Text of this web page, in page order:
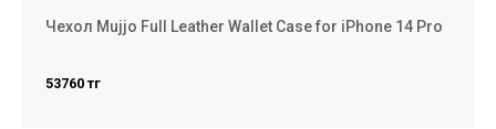
Чехол Mujjo Full Leather Wallet Case for iPhone 14 Pro
53760 тг